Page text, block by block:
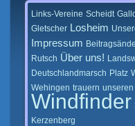
Links-Vereine Scheidt
Gletscher Losheim
Impressum
Rutsch Über uns!
Deutschlandmarsch Platz
Wehingen trauern unseren
Windfinder
Kerzenberg